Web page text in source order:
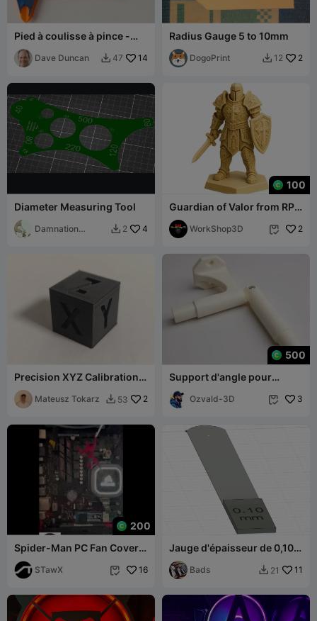
Pied à coulisse à pince -
Version longue
Dave Duncan  47 14
Radius Gauge 5 to 10mm
DogoPrint  12 2
Diameter Measuring Tool
Damnation
 2 4
100
Guardian of Valor from RPG
TGF KF2.pl
WorkShop3D  2
Precision XYZ Calibration
Cube 10mm – High-
Accuracy Printer
Mateusz Tokarz  53 2
500
Support d'angle pour
rideaux
Ozvald-3D  3
200
Spider-Man PC Fan Cover
3D
STawX  16
Jauge d'épaisseur de 0,10
mm pour la mise à niveau
du plateau
Bads  21 11